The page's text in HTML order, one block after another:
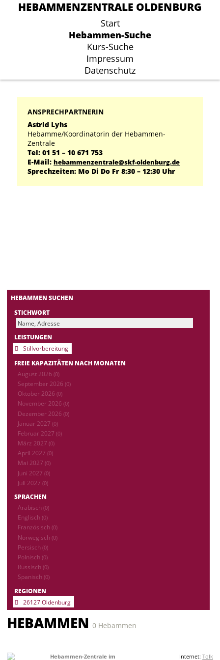
HEBAMMENZENTRALE OLDENBURG
Start
Hebammen-Suche
Kurs-Suche
Impressum
Datenschutz
HEBAMMENZENTRALE OLDENBURG
Start
Hebammen-Suche
Kurs-Suche
Impressum
Datenschutz
ANSPRECHPARTNERIN
Astrid Lyhs
Hebamme/Koordinatorin der Hebammen-
Zentrale
Tel: 01 51 – 10 671 753
E-Mail: hebammenzentrale@skf-oldenburg.de
Sprechzeiten: Mo Di Do Fr 8:30 – 12:30 Uhr
HEBAMMEN SUCHEN
STICHWORT
LEISTUNGEN
Stillvorbereitung
FREIE KAPAZITÄTEN NACH MONATEN
August 2026 (0)
September 2026 (0)
Oktober 2026 (0)
November 2026 (0)
Dezember 2026 (0)
Januar 2027 (0)
Februar 2027 (0)
März 2027 (0)
April 2027 (0)
Mai 2027 (0)
Juni 2027 (0)
Juli 2027 (0)
SPRACHEN
Arabisch (0)
Englisch (0)
Französisch (0)
Norwegisch (0)
Persisch (0)
Polnisch (0)
Russisch (0)
Spanisch (0)
REGIONEN
26127 Oldenburg
HEBAMMEN 0 Hebammen
Internet: Tolk
Hebammen-Zentrale im